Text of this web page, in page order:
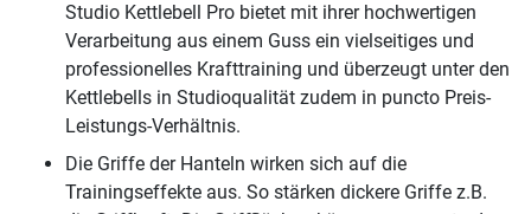
Studio Kettlebell Pro bietet mit ihrer hochwertigen
Verarbeitung aus einem Guss ein vielseitiges und
professionelles Krafttraining und überzeugt unter den
Kettlebells in Studioqualität zudem in puncto Preis-
Leistungs-Verhältnis.
Die Griffe der Hanteln wirken sich auf die
Trainingseffekte aus. So stärken dickere Griffe z.B.